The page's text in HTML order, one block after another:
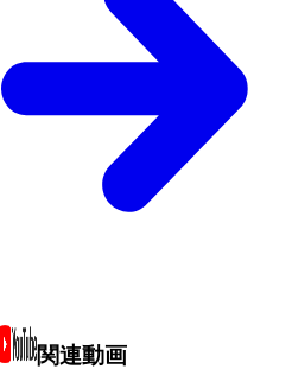
関連動画